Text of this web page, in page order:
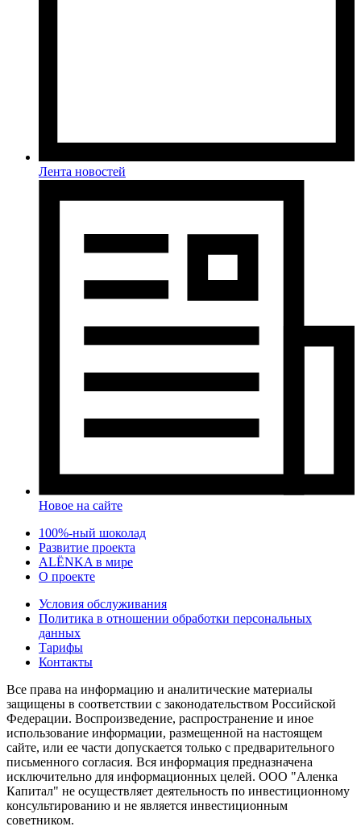
Лента новостей
Новое на сайте
100%-ный шоколад
Развитие проекта
ALЁNKA в мире
О проекте
Условия обслуживания
Политика в отношении обработки персональных
данных
Тарифы
Контакты
Все права на информацию и аналитические материалы
защищены в соответствии с законодательством Российской
Федерации. Воспроизведение, распространение и иное
использование информации, размещенной на настоящем
сайте, или ее части допускается только с предварительного
письменного согласия. Вся информация предназначена
исключительно для информационных целей. ООО "Аленка
Капитал" не осуществляет деятельность по инвестиционному
консультированию и не является инвестиционным
советником.